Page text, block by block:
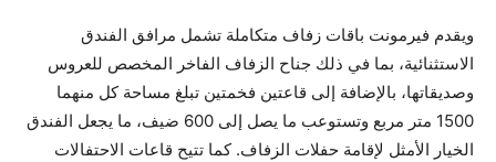
ويقدم فيرمونت باقات زفاف متكاملة تشمل مرافق الفندق
الاستثنائية، بما في ذلك جناح الزفاف الفاخر المخصص للعروس
وصديقاتها، بالإضافة إلى قاعتين فخمتين تبلغ مساحة كل منهما
1500 متر مربع وتستوعب ما يصل إلى 600 ضيف، ما يجعل الفندق
الخيار الأمثل لإقامة حفلات الزفاف. كما تتيح قاعات الاحتفالات